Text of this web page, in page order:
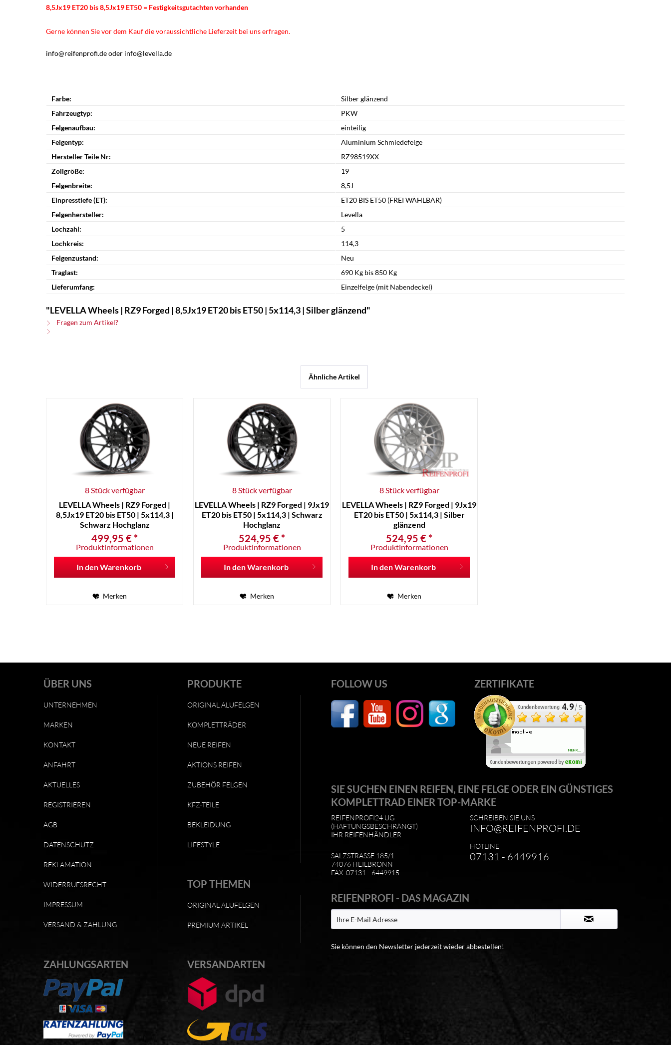
8,5Jx19 ET20 bis 8,5Jx19 ET50 = Festigkeitsgutachten vorhanden
Gerne können Sie vor dem Kauf die voraussichtliche Lieferzeit bei uns erfragen.
info@reifenprofi.de oder info@levella.de
Farbe:
Silber glänzend
Fahrzeugtyp:
PKW
Felgenaufbau:
einteilig
Felgentyp:
Aluminium Schmiedefelge
Hersteller Teile Nr:
RZ98519XX
Zollgröße:
19
Felgenbreite:
8,5J
Einpresstiefe (ET):
ET20 BIS ET50 (FREI WÄHLBAR)
Felgenhersteller:
Levella
Lochzahl:
5
Lochkreis:
114,3
Felgenzustand:
Neu
Traglast:
690 Kg bis 850 Kg
Lieferumfang:
Einzelfelge (mit Nabendeckel)
"LEVELLA Wheels | RZ9 Forged | 8,5Jx19 ET20 bis ET50 | 5x114,3 | Silber glänzend"
Fragen zum Artikel?
Ähnliche Artikel
8 Stück verfügbar
LEVELLA Wheels | RZ9 Forged |
8,5Jx19 ET20 bis ET50 | 5x114,3 |
Schwarz Hochglanz
499,95 € *
Produktinformationen
In denWarenkorb
Merken
8 Stück verfügbar
LEVELLA Wheels | RZ9 Forged | 9Jx19
ET20 bis ET50 | 5x114,3 | Schwarz
Hochglanz
524,95 € *
Produktinformationen
In denWarenkorb
Merken
8 Stück verfügbar
LEVELLA Wheels | RZ9 Forged | 9Jx19
ET20 bis ET50 | 5x114,3 | Silber
glänzend
524,95 € *
Produktinformationen
In denWarenkorb
Merken
ÜBER UNS
UNTERNEHMEN
MARKEN
KONTAKT
ANFAHRT
AKTUELLES
REGISTRIEREN
AGB
DATENSCHUTZ
REKLAMATION
WIDERRUFSRECHT
IMPRESSUM
VERSAND & ZAHLUNG
PRODUKTE
ORIGINAL ALUFELGEN
KOMPLETTRÄDER
NEUE REIFEN
AKTIONS REIFEN
ZUBEHÖR FELGEN
KFZ-TEILE
BEKLEIDUNG
LIFESTYLE
TOP THEMEN
ORIGINAL ALUFELGEN
PREMIUM ARTIKEL
ZAHLUNGSARTEN VERSANDARTEN
FOLLOW US ZERTIFIKATE
SIE SUCHEN EINEN REIFEN, EINE FELGE ODER EIN GÜNSTIGES
KOMPLETTRAD EINER TOP-MARKE
REIFENPROFI24 UG
(HAFTUNGSBESCHRÄNGT)
IHR REIFENHÄNDLER
SALZSTRASSE 185/1
74076 HEILBRONN
FAX: 07131 - 6449915
SCHREIBEN SIE UNS
INFO@REIFENPROFI.DE
HOTLINE
07131 - 6449916
REIFENPROFI - DAS MAGAZIN
Sie können den Newsletter jederzeit wieder abbestellen!